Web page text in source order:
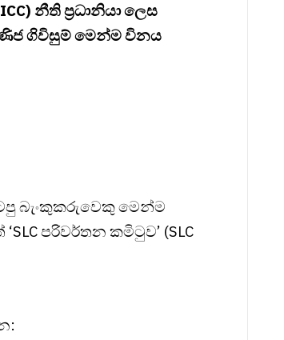
නීති ප්‍රධානියා ලෙස
ගිවිසුම් මෙන්ම විනය
බැංකුකරුවෙකු මෙන්ම
පරිවර්තන කමිටුව’ (SLC